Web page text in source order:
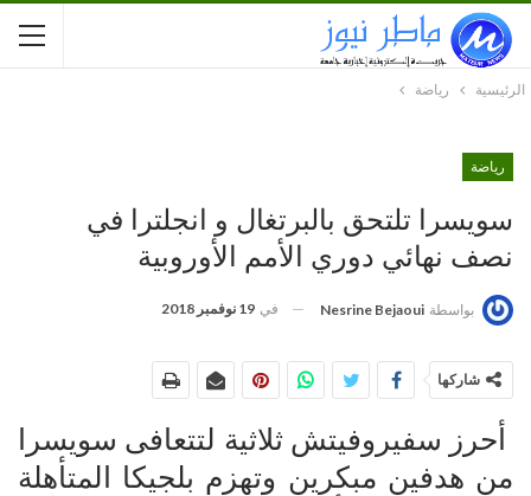
الرئيسية رياضة
رياضة
سويسرا تلتحق بالبرتغال و انجلترا في
نصف نهائي دوري الأمم الأوروبية
بواسطة Nesrine Bejaoui في 19 نوفمبر 2018
شاركها
أحرز سفيروفيتش ثلاثية لتتعافى سويسرا
من هدفين مبكرين وتهزم بلجيكا المتأهلة